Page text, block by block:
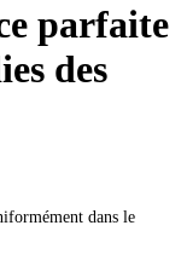
parfaite
des
dans le